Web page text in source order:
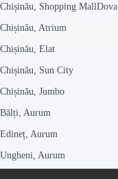
Chișinău, Shopping MallDova
Chișinău, Atrium
Chișinău, Elat
Chișinău, Sun City
Chișinău, Jumbo
Bălți, Aurum
Edineț, Aurum
Ungheni, Aurum